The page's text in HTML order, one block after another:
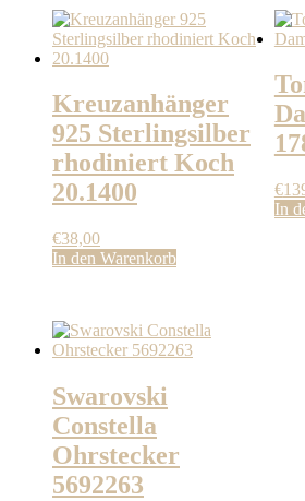
Kreuzanhänger
925 Sterlingsilber
rhodiniert Koch
20.1400
€38,00
In den Warenkorb
€
In
Swarovski
Constella
Ohrstecker
5692263